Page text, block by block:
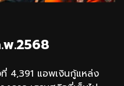
พ.2568
ที่ 4,391 แอพเงินกู้แหล่ง